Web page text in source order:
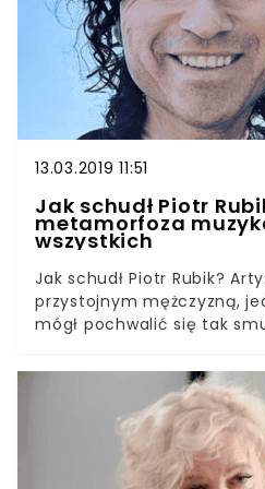
Ludzie nie mogą wyjść z
zaszły w jej życiu. Teraz
petarda!
13.03.2019 11:51
Jak schudł Piotr
metamorfoza
wszystkich
Jak schudł Piotr Rubik?
przystojnym mężczyzną,
mógł pochwalić się tak
wszystkich. Nie
dieta! To jedna z
metamorfoz w polskim
Piotr Rubik? Artystom nie
zasad zdrowego trybu